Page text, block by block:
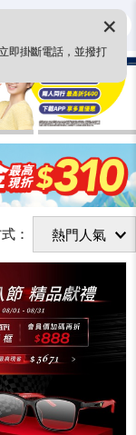
即掛斷電話，並撥打
✕
：